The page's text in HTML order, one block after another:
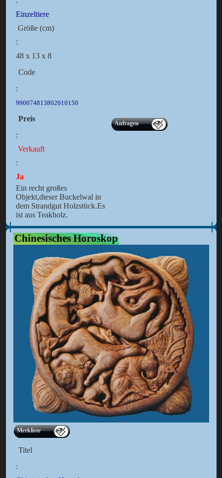
Einzeltiere
Größe (cm)
:
48 x 13 x 8
Code
:
990074813802010150
Preis
:
Anfragen
Verkauft
:
Ja
Ein recht großes
Objekt,dieser Buckelwal in
dem Strandgut Holzstück.Es
ist aus Teakholz.
Chinesisches Horoskop
Merkliste
Titel
: